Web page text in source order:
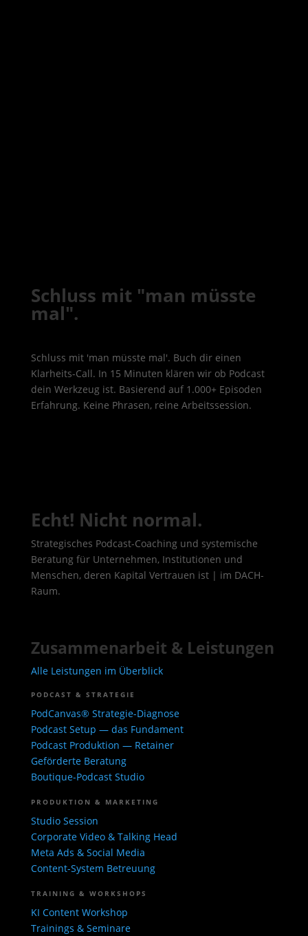
Schluss mit "man müsste
mal".
Schluss mit 'man müsste mal'. Buch dir einen
Klarheits-Call. In 15 Minuten klären wir ob Podcast
dein Werkzeug ist. Basierend auf 1.000+ Episoden
Erfahrung. Keine Phrasen, reine Arbeitssession.
Echt! Nicht normal.
Strategisches Podcast-Coaching und systemische
Beratung für Unternehmen, Institutionen und
Menschen, deren Kapital Vertrauen ist | im DACH-
Raum.
Zusammenarbeit & Leistungen
Alle Leistungen im Überblick
PODCAST & STRATEGIE
PodCanvas® Strategie-Diagnose
Podcast Setup — das Fundament
Podcast Produktion — Retainer
Geförderte Beratung
Boutique-Podcast Studio
PRODUKTION & MARKETING
Studio Session
Corporate Video & Talking Head
Meta Ads & Social Media
Content-System Betreuung
TRAINING & WORKSHOPS
KI Content Workshop
Trainings & Seminare